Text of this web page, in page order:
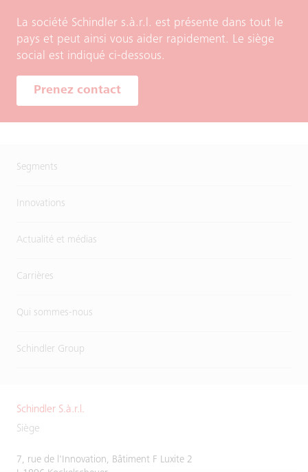
La société Schindler s.à.r.l. est présente dans tout le
pays et peut ainsi vous aider rapidement. Le siège
social est indiqué ci-dessous.
Prenez contact
Segments
Innovations
Actualité et médias
Carrières
Qui sommes-nous
Schindler Group
Schindler S.à.r.l.
Siège
7, rue de l'Innovation, Bâtiment F Luxite 2